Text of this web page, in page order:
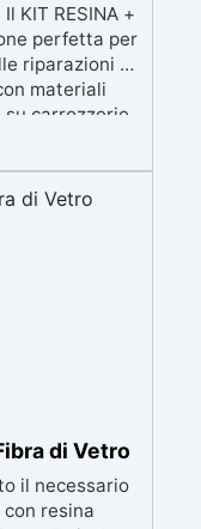
KIT RESINA +
perfetta per
riparazioni e
materiali
carrozzerie,
molto altro,
a garantire
di carbonio e
e resistente
e durature
la resina
di Vetro
il necessario
resina